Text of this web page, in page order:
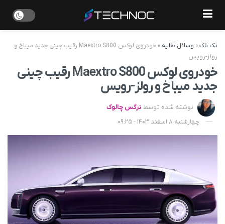
تک ناک» وسائل نقلیه »
خودروی لوکس Maextro S800 رقیب چینی جدید میباخ و
رولز-رویس
خودروی لوکس Maextro S800 رقیب چینی
جدید میباخ و رولز-رویس
نوشته شده توسط نرگس چالوک
چهارشنبه 8 اسفند 1403 - 09:25